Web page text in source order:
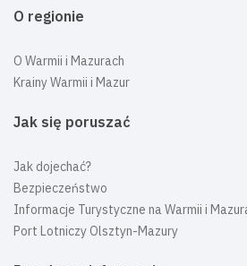
O regionie
O Warmii i Mazurach
Krainy Warmii i Mazur
Jak się poruszać
Jak dojechać?
Bezpieczeństwo
Informacje Turystyczne na Warmii i
Port Lotniczy Olsztyn-Mazury